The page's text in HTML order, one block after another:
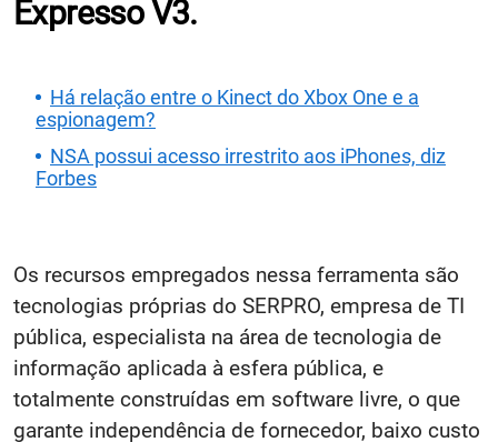
Expresso V3.
Há relação entre o Kinect do Xbox One e a
espionagem?
NSA possui acesso irrestrito aos iPhones, diz
Forbes
Os recursos empregados nessa ferramenta são
tecnologias próprias do SERPRO, empresa de TI
pública, especialista na área de tecnologia de
informação aplicada à esfera pública, e
totalmente construídas em software livre, o que
garante independência de fornecedor, baixo custo